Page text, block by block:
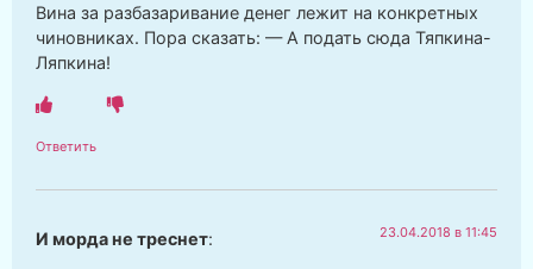
Вина за разбазаривание денег лежит на конкретных
чиновниках. Пора сказать: — А подать сюда Тяпкина-
Ляпкина!
Ответить
И морда не треснет: 23.04.2018 в 11:45